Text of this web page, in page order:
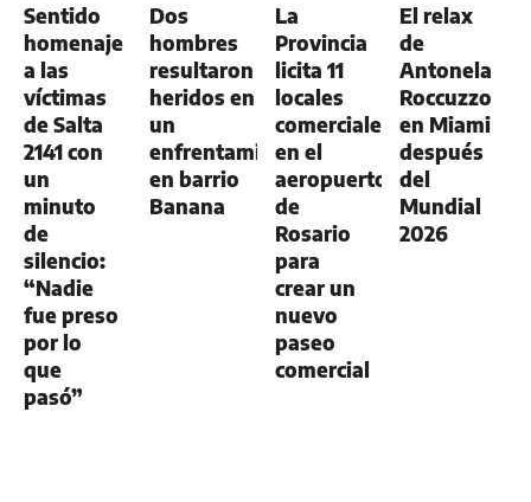
Sentido
homenaje
a las
víctimas
de Salta
2141 con
un
minuto
de
silencio:
“Nadie
fue preso
por lo
que
pasó”
Dos
hombres
resultaron
heridos en
un
enfrentamiento
en barrio
Banana
La
Provincia
licita 11
locales
comerciales
en el
aeropuerto
de
Rosario
para
crear un
nuevo
paseo
comercial
El relax
de
Antonela
Roccuzzo
en Miami
después
del
Mundial
2026